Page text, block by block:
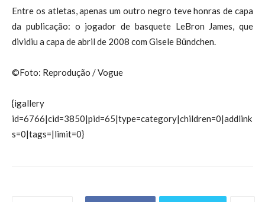
Entre os atletas, apenas um outro negro teve honras de capa
da publicação: o jogador de basquete LeBron James, que
dividiu a capa de abril de 2008 com Gisele Bündchen.
©Foto: Reprodução / Vogue
{igallery
id=6766|cid=3850|pid=65|type=category|children=0|addlink
s=0|tags=|limit=0}